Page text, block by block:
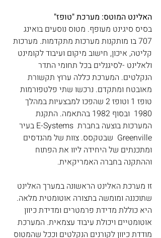
האלינט המוטס: מערכת "טופז"
בסיס סיגינט מעופף. מטוס נוסעים בואינג
707 בו מותקנות מערכות מתקדמות. מערכות
קליטה, איכון, חישוב מיקום ועיבוד לקומינט
ולאלינט -לסיגנלים בכל תחומי התדר
הנקלטים. המערכת כללה ערוץ תקשורת
מאובטח ומתקדם. נרכשו שתי פלטפורמות
טופז 1 וטופז 2 שהפכו למבצעיות במהלך
1980  ובסוף 1982 בהתאמה. התקנת
המערכות בוצעה בחברת  E-Systems בעיר
Greenville  שבטקסס. צוות של מהנדסים
ומתכנתים של היחידה ליוו את הפתוח
וההתקנה בחברה האמריקאית.
זו מערכת האלינט הראשונה במערך האלינט
שתוכננה ומומשה בתצורה אוטומטית מלאה.
היא כוללת מדידת פרמטרים ומדידת כיוון
אוטומטיים ויכולת עיבוד עצמאית. המערכת
מודדת כיוון לקורנים הנקלטים וככל שהמטוס